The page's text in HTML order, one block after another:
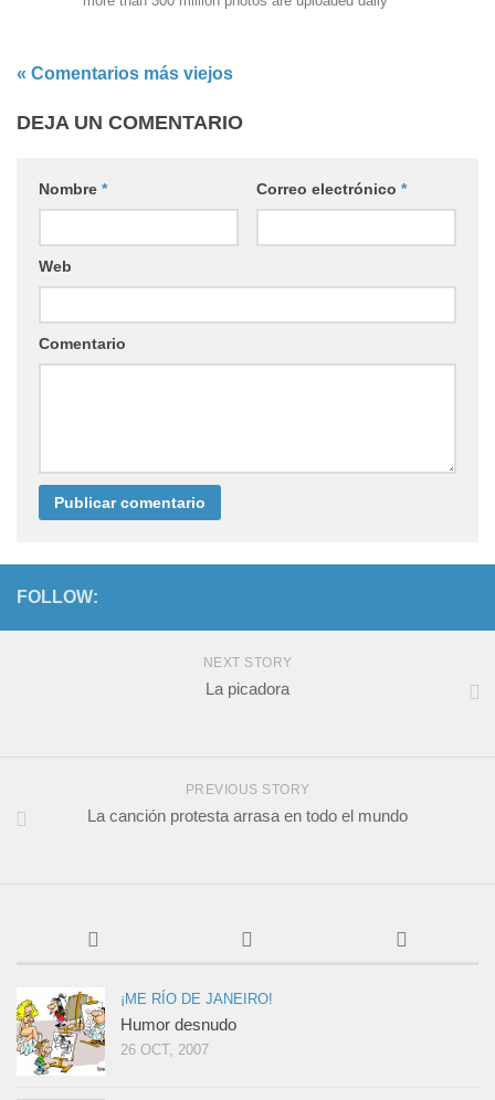
« Comentarios más viejos
DEJA UN COMENTARIO
Nombre * Correo electrónico *
Web
Comentario
FOLLOW:
NEXT STORY
La picadora
PREVIOUS STORY
La canción protesta arrasa en todo el mundo
¡ME RÍO DE JANEIRO!
Humor desnudo
26 OCT, 2007